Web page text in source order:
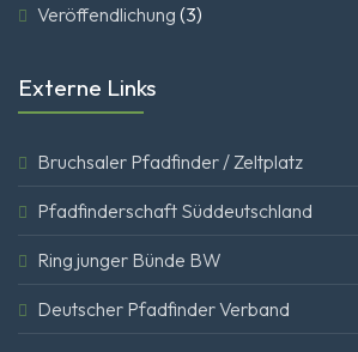
Veröffendlichung (3)
Externe Links
Bruchsaler Pfadfinder / Zeltplatz
Pfadfinderschaft Süddeutschland
Ring junger Bünde BW
Deutscher Pfadfinder Verband